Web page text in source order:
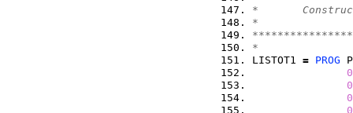
*
*
*
LISTOT1 = PROG
0
0
0
0